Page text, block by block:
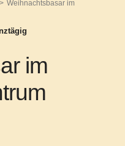
Weihnachtsbasar im
im